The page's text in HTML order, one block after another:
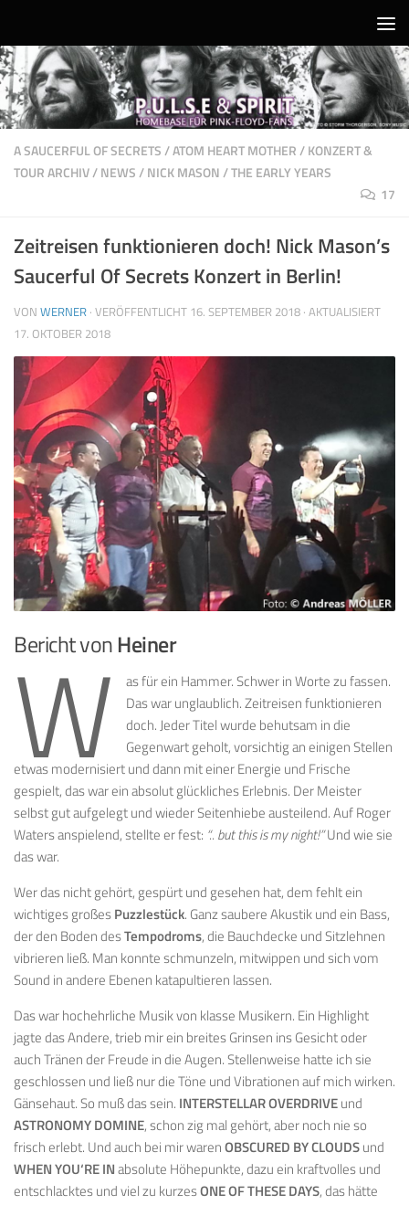
A SAUCERFUL OF SECRETS/ATOM HEART MOTHER/KONZERT &
TOUR ARCHIV/NEWS/NICK MASON/THE EARLY YEARS
17
Zeitreisen funktionieren doch! Nick Mason’s
Saucerful Of Secrets Konzert in Berlin!
VON WERNER · VERÖFFENTLICHT 16. SEPTEMBER 2018 · AKTUALISIERT
17. OKTOBER 2018
Bericht vonHeiner
W
as für ein Hammer. Schwer in Worte zu fassen.
Das war unglaublich. Zeitreisen funktionieren
doch. Jeder Titel wurde behutsam in die
Gegenwart geholt, vorsichtig an einigen Stellen
etwas modernisiert und dann mit einer Energie und Frische
gespielt, das war ein absolut glückliches Erlebnis. Der Meister
selbst gut aufgelegt und wieder Seitenhiebe austeilend. Auf Roger
Waters anspielend, stellte er fest: “.. but this is my night!”Und wie sie
das war.
Wer das nicht gehört, gespürt und gesehen hat, dem fehlt ein
wichtiges großesPuzzlestück. Ganz saubere Akustik und ein Bass,
der den Boden desTempodroms, die Bauchdecke und Sitzlehnen
vibrieren ließ. Man konnte schmunzeln, mitwippen und sich vom
Sound in andere Ebenen katapultieren lassen.
Das war hochehrliche Musik von klasse Musikern. Ein Highlight
jagte das Andere, trieb mir ein breites Grinsen ins Gesicht oder
auch Tränen der Freude in die Augen. Stellenweise hatte ich sie
geschlossen und ließ nur die Töne und Vibrationen auf mich wirken.
Gänsehaut. So muß das sein. INTERSTELLAR OVERDRIVEund
ASTRONOMY DOMINE, schon zig mal gehört, aber noch nie so
frisch erlebt. Und auch bei mir warenOBSCURED BY CLOUDSund
WHEN YOU‘RE INabsolute Höhepunkte, dazu ein kraftvolles und
entschlacktes und viel zu kurzesONE OF THESE DAYS, das hätte